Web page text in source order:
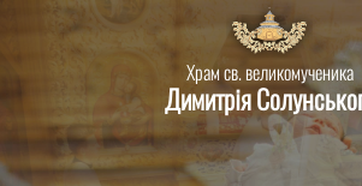
Храм св. великомученика
Димитрія